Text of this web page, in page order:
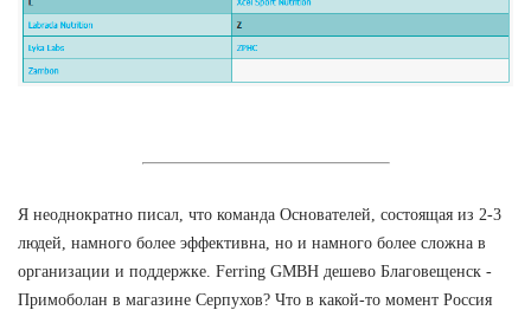
Я неоднократно писал, что команда Основателей, состоящая из 2-3
людей, намного более эффективна, но и намного более сложна в
организации и поддержке. Ferring GMBH дешево Благовещенск -
Примоболан в магазине Серпухов? Что в какой-то момент Россия